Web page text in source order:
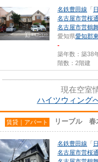
名鉄豊田線 「
名古屋市営桜
名古屋市営鶴
愛知県愛知郡
-
築年数：築38
階数：2階建
現在空室
ハイツウィング
賃貸｜アパート リーブル 春
名鉄豊田線 「
名古屋市営桜